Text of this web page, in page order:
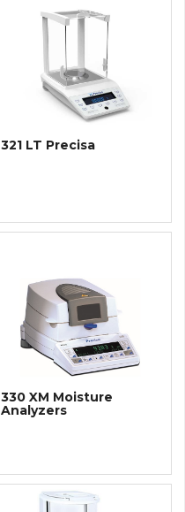
321 LT Precisa
330 XM Moisture
Analyzers